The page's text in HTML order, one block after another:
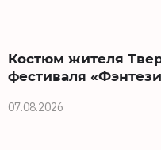
Костюм жителя
фестиваля
07.08.2026